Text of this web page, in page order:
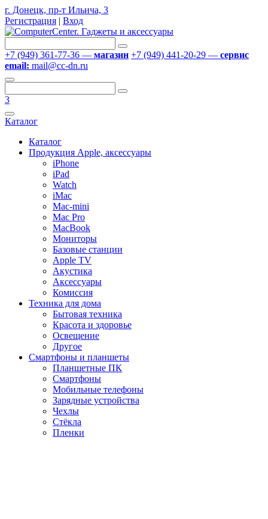
г. Донецк, пр-т Ильича, 3
Регистрация | Вход
+7 (949) 361-77-36 — магазин +7 (949) 441-20-29 — сервис
email: mail@cc-dn.ru
3
Каталог
Каталог
Продукция Apple, аксессуары
iPhone
iPad
Watch
iMac
Mac-mini
Mac Pro
MacBook
Мониторы
Базовые станции
Apple TV
Акустика
Аксессуары
Комиссия
Техника для дома
Бытовая техника
Красота и здоровье
Освещение
Другое
Смартфоны и планшеты
Планшетные ПК
Смартфоны
Мобильные телефоны
Зарядные устройства
Чехлы
Стёкла
Пленки